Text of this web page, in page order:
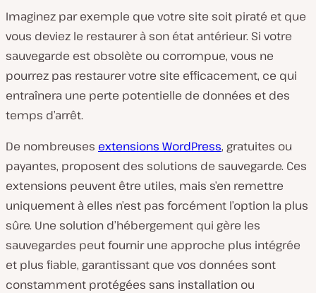
Imaginez par exemple que votre site soit piraté et que
vous deviez le restaurer à son état antérieur. Si votre
sauvegarde est obsolète ou corrompue, vous ne
pourrez pas restaurer votre site efficacement, ce qui
entraînera une perte potentielle de données et des
temps d’arrêt.
De nombreuses extensions WordPress, gratuites ou
payantes, proposent des solutions de sauvegarde. Ces
extensions peuvent être utiles, mais s’en remettre
uniquement à elles n’est pas forcément l’option la plus
sûre. Une solution d’hébergement qui gère les
sauvegardes peut fournir une approche plus intégrée
et plus fiable, garantissant que vos données sont
constamment protégées sans installation ou